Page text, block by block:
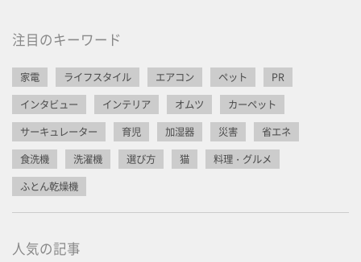
注目のキーワード
家電 ライフスタイル エアコン ペット
PR
インタビュー
インテリア オムツ
カーペット
サーキュレーター
育児 加湿器 災害
省エネ
食洗機
洗濯機 選び方 猫
料理・グルメ
ふとん乾燥機
人気の記事